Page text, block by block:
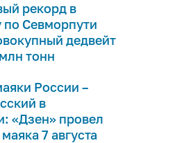
рекорд в
по Севморпути
дедвейт
тонн
России –
в
«Дзен» провел
7 августа